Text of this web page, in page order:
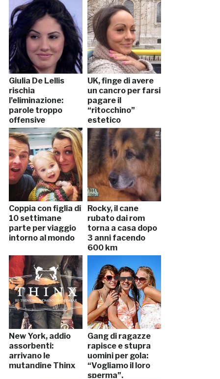
Giulia De Lellis
rischia
l’eliminazione:
parole troppo
offensive
UK, finge di avere
un cancro per farsi
pagare il
“ritocchino”
estetico
Coppia con figlia di
10 settimane
parte per viaggio
intorno al mondo
Rocky, il cane
rubato dai rom
torna a casa dopo
3 anni facendo
600 km
New York, addio
assorbenti:
arrivano le
mutandine Thinx
Gang di ragazze
rapisce e stupra
uomini per gola:
“Vogliamo il loro
sperma”.